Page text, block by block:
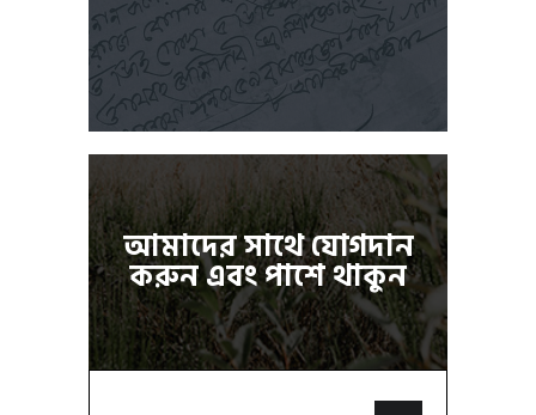
আমাদের সাথে যোগদান
করুন এবং পাশে থাকুন